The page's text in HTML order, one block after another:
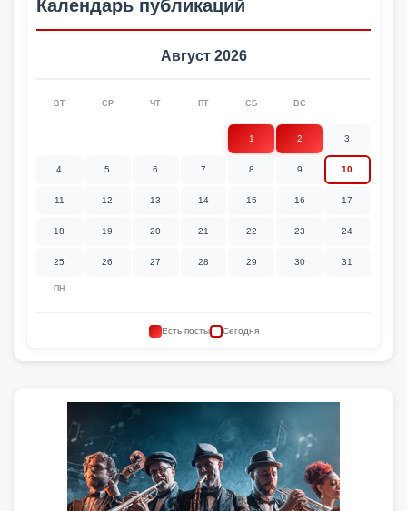
Календарь публикаций
Август 2026
ПН
ВТ СР ЧТ ПТ СБ ВС
1 2 3
4 5 6 7 8 9 10
11 12 13 14 15 16 17
18 19 20 21 22 23 24
25 26 27 28 29 30 31
Есть посты Сегодня